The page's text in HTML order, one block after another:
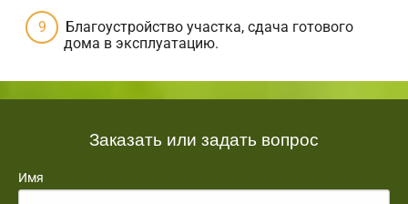
Благоустройство участка, сдача готового
дома в эксплуатацию.
Заказать или задать вопрос
Имя